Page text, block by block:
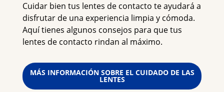
Cuidar bien tus lentes de contacto te ayudará a
disfrutar de una experiencia limpia y cómoda.
Aquí tienes algunos consejos para que tus
lentes de contacto rindan al máximo.
MÁS INFORMACIÓN SOBRE EL CUIDADO DE LAS
LENTES